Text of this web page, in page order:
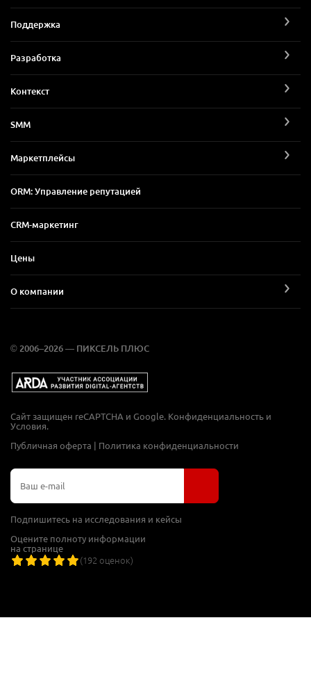
Поддержка
Разработка
Контекст
SMM
Маркетплейсы
ORM: Управление репутацией
CRM-маркетинг
Цены
О компании
© 2006–2026 — ПИКСЕЛЬ ПЛЮС
Сайт защищен reCAPTCHA и Google. Конфиденциальность и
Условия
Публичная оферта | Политика конфиденциальности
Подпишитесь на исследования и кейсы
Оцените полноту информации
на странице
(192 оценок)